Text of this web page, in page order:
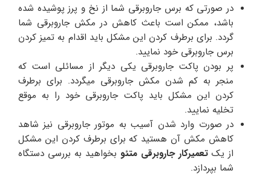
در صورتی که برس جاروبرقی شما از نخ و پرز پوشیده شده
باشد، ممکن است باعث کاهش در مکش جاروبرقی شما
گردد. برای برطرف کردن این مشکل باید اقدام به تمیز کردن
برس جاروبرقی خود نمایید.
پر بودن پاکت جاروبرقی یکی دیگر از مسائلی است که
منجر به کم شدن مکش جاروبرقی میگردد. برای برطرف
کردن این مشکل باید پاکت جاروبرقی خود را به موقع
تخلیه نمایید.
در صورت وارد شدن آسیب به موتور جاروبرقی نیز شاهد
کاهش مکش آن هستید که برای برطرف کردن این مشکل
از یک تعمیرکار جاروبرقی متئو بخواهید به بررسی دستگاه
شما بپردازد.